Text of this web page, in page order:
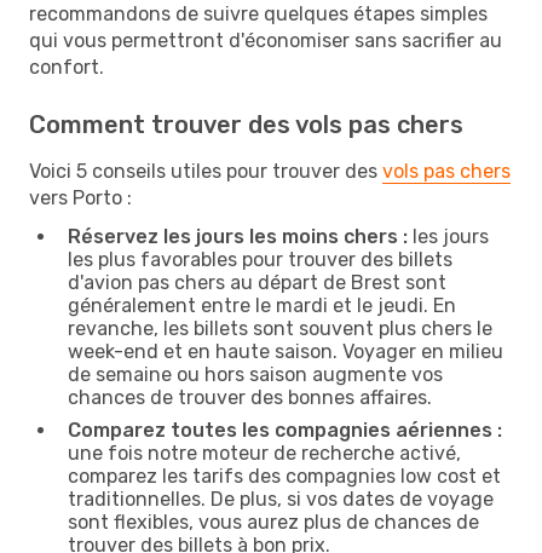
recommandons de suivre quelques étapes simples
qui vous permettront d'économiser sans sacrifier au
confort.
Comment trouver des vols pas chers
Voici 5 conseils utiles pour trouver des vols pas chers
vers Porto :
Réservez les jours les moins chers : les jours
les plus favorables pour trouver des billets
d'avion pas chers au départ de Brest sont
généralement entre le mardi et le jeudi. En
revanche, les billets sont souvent plus chers le
week-end et en haute saison. Voyager en milieu
de semaine ou hors saison augmente vos
chances de trouver des bonnes affaires.
Comparez toutes les compagnies aériennes :
une fois notre moteur de recherche activé,
comparez les tarifs des compagnies low cost et
traditionnelles. De plus, si vos dates de voyage
sont flexibles, vous aurez plus de chances de
trouver des billets à bon prix.